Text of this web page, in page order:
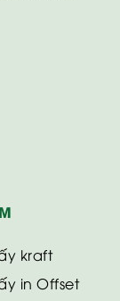
kraft
in Offset